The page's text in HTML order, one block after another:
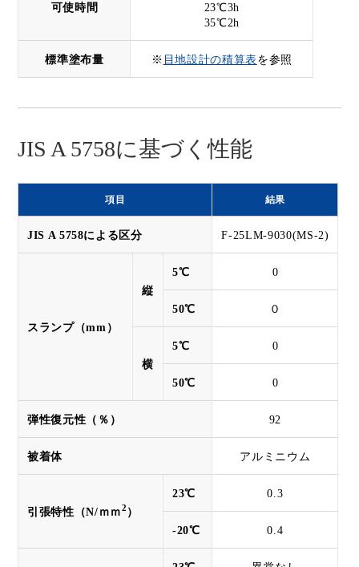
可使時間
23℃3h
35℃2h
標準塗布量 ※ 目地設計の積算表を参照
JIS A 5758に基づく性能
項目 結果
JIS A 5758による区分 F-25LM-9030(MS-2)
スランプ（mm）
縦
5℃ 0
50℃ ０
横
5℃ 0
50℃ 0
弾性復元性（％） 92
被着体 アルミニウム
引張特性（N/ｍｍ2 ）
23℃ 0.3
-20℃ 0.4